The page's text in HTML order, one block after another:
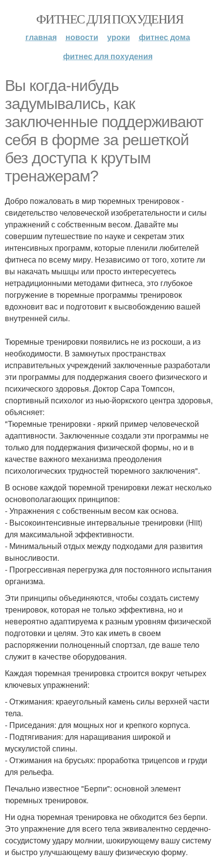
ФИТНЕС ДЛЯ ПОХУДЕНИЯ
главная новости уроки
фитнес дома
фитнес для похудения
Вы когда-нибудь
задумывались, как
заключенные поддерживают
себя в форме за решеткой
без доступа к крутым
тренажерам?
Добро пожаловать в мир тюремных тренировок -
свидетельство человеческой изобретательности и силы
упражнений с собственным весом. Давайте мы
совершим путешествие по науке и секретам этих
интенсивных программ, которые пленили любителей
фитнеса по всему миру. Независимо от того, хотите ли
вы накачать мышцы или просто интересуетесь
нетрадиционными методами фитнеса, это глубокое
погружение в тюремные программы тренировок
вдохновит вас и подготовит к высвобождению вашей
внутренней силы.
Тюремные тренировки появились не из роскоши, а из
необходимости. В замкнутых пространствах
исправительных учреждений заключенные разработали
эти программы для поддержания своего физического и
психического здоровья. Доктор Сара Томпсон,
спортивный психолог из нью-йоркского центра здоровья,
объясняет:
"Тюремные тренировки - яркий пример человеческой
адаптивности. Заключенные создали эти программы не
только для поддержания физической формы, но и в
качестве важного механизма преодоления
психологических трудностей тюремного заключения".
В основе каждой тюремной тренировки лежат несколько
основополагающих принципов:
- Упражнения с собственным весом как основа.
- Высокоинтенсивные интервальные тренировки (Hiit)
для максимальной эффективности.
- Минимальный отдых между подходами для развития
выносливости.
- Прогрессивная перегрузка для постоянного испытания
организма.
Эти принципы объединяются, чтобы создать систему
тренировок, которая не только эффективна, но и
невероятно адаптируема к разным уровням физической
подготовки и целям. Это как иметь в своем
распоряжении полноценный спортзал, где ваше тело
служит в качестве оборудования.
Каждая тюремная тренировка строится вокруг четырех
ключевых упражнений:
- Отжимания: краеугольный камень силы верхней части
тела.
- Приседания: для мощных ног и крепкого корпуса.
- Подтягивания: для наращивания широкой и
мускулистой спины.
- Отжимания на брусьях: проработка трицепсов и груди
для рельефа.
Печально известное "Берпи": основной элемент
тюремных тренировок.
Ни одна тюремная тренировка не обходится без берпи.
Это упражнение для всего тела эквивалентно сердечно-
сосудистому удару молнии, шокирующему вашу систему
и быстро улучшающему вашу физическую форму.